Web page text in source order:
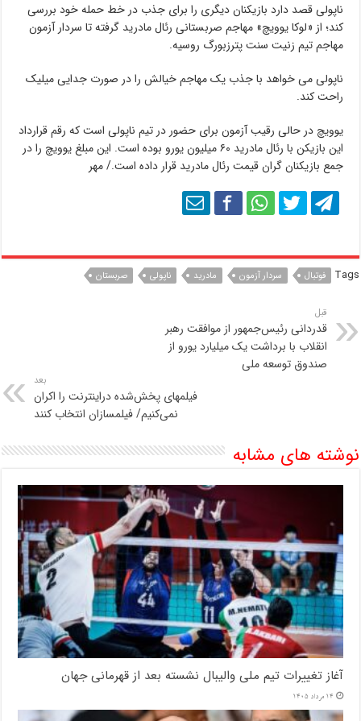
ناپولی قصد دارد بازیکنان دیگری را برای جذب در خط حمله خود بررسی
کند؛ از «لوکا یوویچ» مهاجم صربستانی رئال مادرید گرفته تا سردار آزمون
مهاجم تیم زنیت سنت پترزبورگ روسیه.
ناپولی می خواهد با جذب یک مهاجم خیالش را در صورت جدایی میلیک
راحت کند.
یوویچ در حالی رقیب آزمون برای حضور در تیم ناپولی است که رقم قرارداد
این بازیکن با رئال مادرید ۶۰ میلیون یورو بوده است. این مبلغ یوویچ را در
جمع بازیکنان گران قیمت رئال مادرید قرار داده است./ مهر
Tags فوتبال سردار آزمون مادرید ناپولی صربستان
قبل
قدردانی رئیس‌جمهور از موافقت رهبر
انقلاب با برداشت یک میلیارد یورو از
صندوق توسعه ملی
بعد
فیلمهای پخش‌شده دراینترنت را اکران
نمی‌کنیم/ فیلمسازان انتخاب کنند
نوشته های مشابه
آغاز تغییرات تیم ملی والیبال نشسته بعد از قهرمانی جهان
14 مرداد 1405